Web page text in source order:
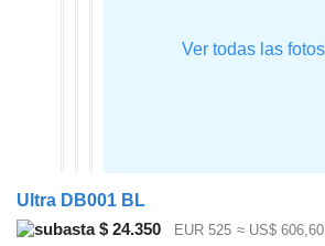
Ultra DB001 BL
$ 24.350
EUR 525 ≈ US$ 606,60